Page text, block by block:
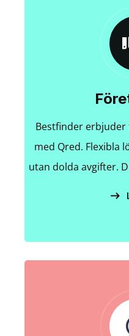
Bestfinder
med Qred. Flexibla
utan dolda avgifter.